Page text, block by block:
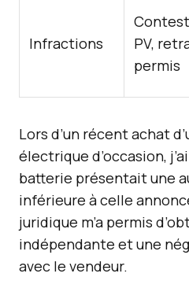
Infractions
PV,
permis
Lors d’un récent achat
électrique d’occasion,
batterie présentait une
inférieure à celle
juridique m’a permis
indépendante et une
avec le vendeur.